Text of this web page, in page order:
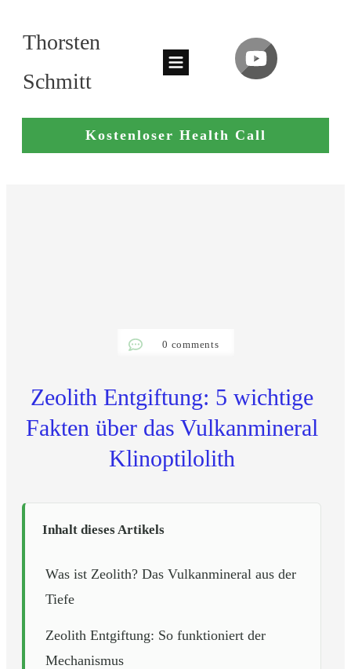
Thorsten
Schmitt
Kostenloser Health Call
0 comments
Zeolith Entgiftung: 5 wichtige
Fakten über das Vulkanmineral
Klinoptilolith
Inhalt dieses Artikels
Was ist Zeolith? Das Vulkanmineral aus der
Tiefe
Zeolith Entgiftung: So funktioniert der
Mechanismus